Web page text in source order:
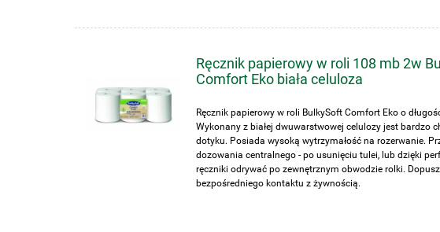
Ręcznik papierowy w roli 108 mb 2w
Comfort Eko biała celuloza
Ręcznik papierowy w roli BulkySoft Comfort Eko o
Wykonany z białej dwuwarstwowej celulozy jest bardzo
dotyku. Posiada wysoką wytrzymałość na rozerwanie.
dozowania centralnego - po usunięciu tulei, lub dzięki
ręczniki odrywać po zewnętrznym obwodzie rolki.
bezpośredniego kontaktu z żywnością.